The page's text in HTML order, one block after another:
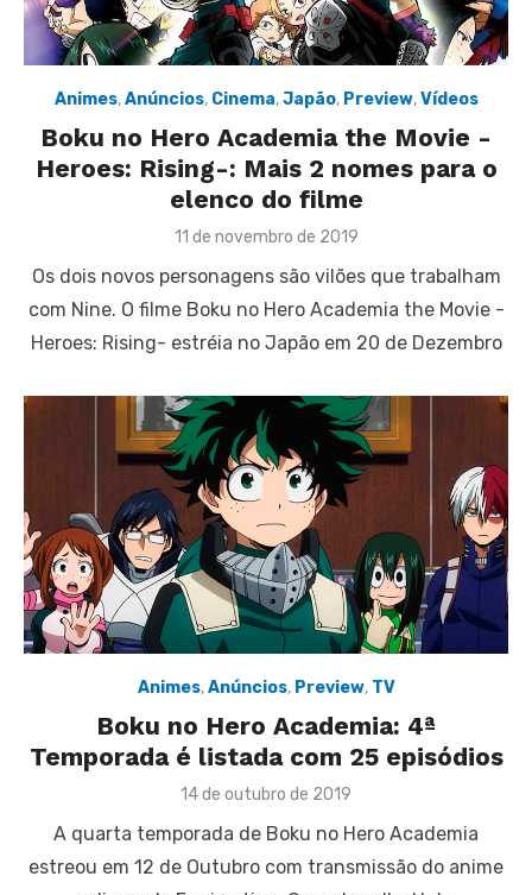
Animes,Anúncios, Cinema,Japão, Preview,Vídeos
Boku no Hero Academia the Movie -
Heroes: Rising-: Mais 2 nomes para o
elenco do filme
Posted
11 de novembro de 2019
Os dois novos personagens são vilões que trabalham
com Nine. O filme Boku no Hero Academia the Movie -
Heroes: Rising- estréia no Japão em 20 de Dezembro
Animes,Anúncios, Preview, TV
Boku no Hero Academia: 4ª
Temporada é listada com 25 episódios
Posted
14 de outubro de 2019
A quarta temporada de Boku no Hero Academia
estreou em 12 de Outubro com transmissão do anime